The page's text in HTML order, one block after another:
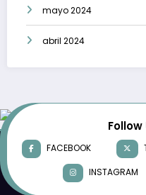
mayo 2024
abril 2024
Follow
FACEBOOK
INSTAGRAM